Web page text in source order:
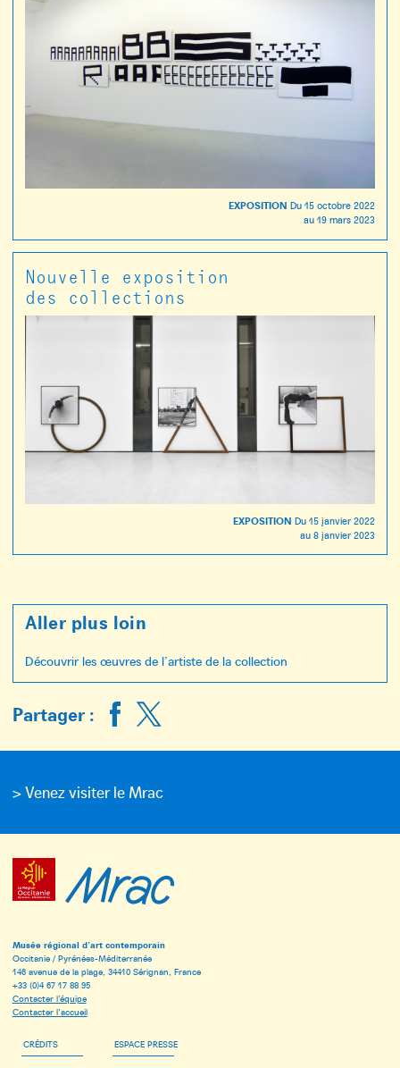
EXPOSITION Du 15 octobre 2022
au 19 mars 2023
Nouvelle exposition
des collections
EXPOSITION Du 15 janvier 2022
au 8 janvier 2023
Aller plus loin
Découvrir les œuvres de l’artiste de la collection
Partager :
> Venez visiter le Mrac
Musée régional d’art contemporain
Occitanie / Pyrénées-Méditerranée
146 avenue de la plage, 34410 Sérignan, France
+33 (0)4 67 17 88 95
Contacter l’équipe
Contacter l’accueil
CRÉDITS ESPACE PRESSE